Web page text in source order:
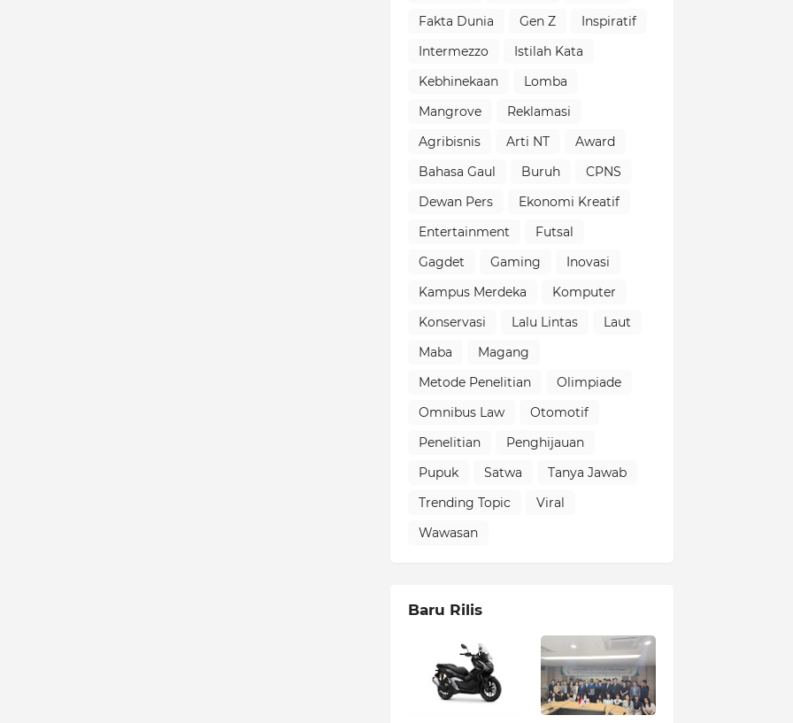
Fakta Dunia
Gen Z
Inspiratif
Intermezzo
Istilah Kata
Kebhinekaan
Lomba
Mangrove
Reklamasi
Agribisnis
Arti NT
Award
Bahasa Gaul
Buruh
CPNS
Dewan Pers
Ekonomi Kreatif
Entertainment
Futsal
Gagdet
Gaming
Inovasi
Kampus Merdeka
Komputer
Konservasi
Lalu Lintas
Laut
Maba
Magang
Metode Penelitian
Olimpiade
Omnibus Law
Otomotif
Penelitian
Penghijauan
Pupuk
Satwa
Tanya Jawab
Trending Topic
Viral
Wawasan
Baru Rilis